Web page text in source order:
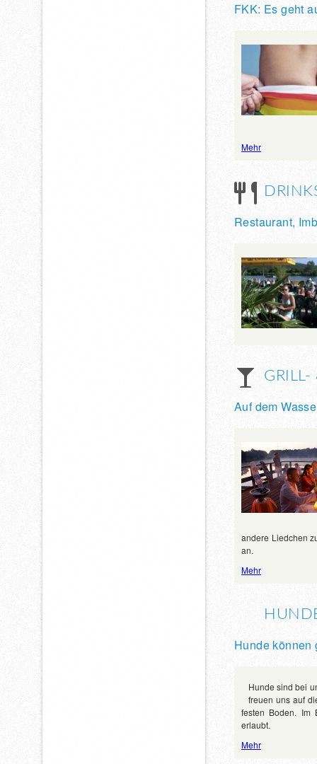
FKK: Es geht
Mehr
Restaurant,
GRILL-
Auf dem
andere Liedchen
an.
Mehr
Hunde können
Hunde sind bei
freuen uns auf
festen Boden. Im
erlaubt.
Mehr